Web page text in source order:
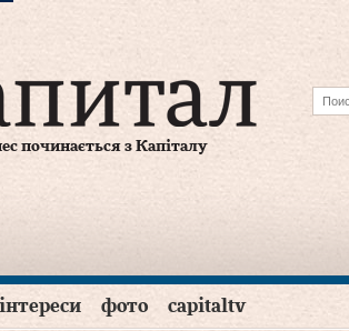
починається з Капіталу
інтереси фото capitaltv